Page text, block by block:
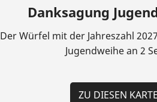
Danksagung
Der Würfel mit der Jahreszahl
Jugendweihe an 2
ZU DIESEN